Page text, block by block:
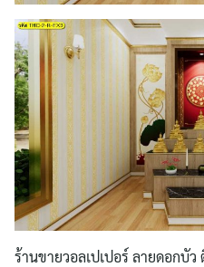
ร้านขายวอลเปเปอร์ ลายดอกบั